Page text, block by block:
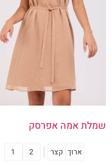
שמלת אמה אפרסק
ארוך קצר 2
1